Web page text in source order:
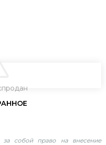
за собой право на внесение